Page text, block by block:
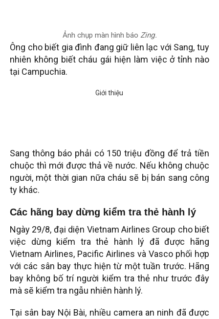
Ảnh chụp màn hình báo Zing.
Ông cho biết gia đình đang giữ liên lạc với Sang, tuy
nhiên không biết cháu gái hiện làm việc ở tỉnh nào
tại Campuchia.
Sang thông báo phải có 150 triệu đồng để trả tiền
chuộc thì mới được thả về nước. Nếu không chuộc
người, một thời gian nữa cháu sẽ bị bán sang công
ty khác.
Các hãng bay dừng kiểm tra thẻ hành lý
Ngày 29/8, đại diện Vietnam Airlines Group cho biết
việc dừng kiểm tra thẻ hành lý đã được hãng
Vietnam Airlines, Pacific Airlines và Vasco phối hợp
với các sân bay thực hiện từ một tuần trước. Hãng
bay không bố trí người kiểm tra thẻ như trước đây
mà sẽ kiểm tra ngẫu nhiên hành lý.
Tại sân bay Nội Bài, nhiều camera an ninh đã được